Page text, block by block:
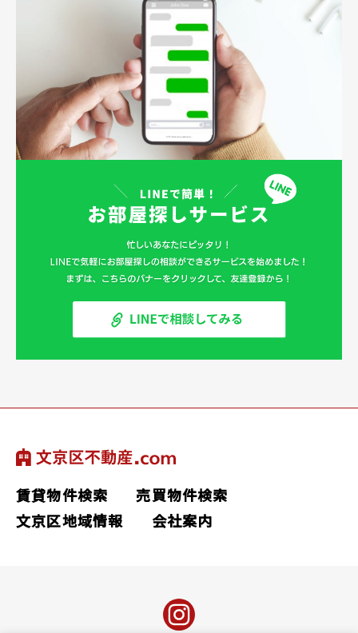
賃貸物件検索
売買物件検索
文京区地域情報
会社案内